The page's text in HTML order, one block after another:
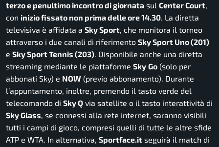
terzo e penultimo incontro di giornata sul Center Court,
con inizio fissato non prima delle ore 14.30. La diretta
televisiva è affidata a Sky Sport, che monitora il torneo
attraverso i due canali di riferimento Sky Sport Uno (201)
e Sky Sport Tennis (203). Disponibile anche una diretta
streaming mediante le piattaforme Sky Go (solo per
abbonati Sky) e NOW (previo abbonamento). Durante
l’appuntamento, inoltre, premendo il tasto verde del
telecomando di Sky Q via satellite o il tasto interattività di
Sky Glass, se connessi alla rete internet, saranno visibili
tutti i campi di gioco, compresi quelli di tutte le altre sfide
ATP e WTA. In alternativa, Sportface.it seguirà il match di